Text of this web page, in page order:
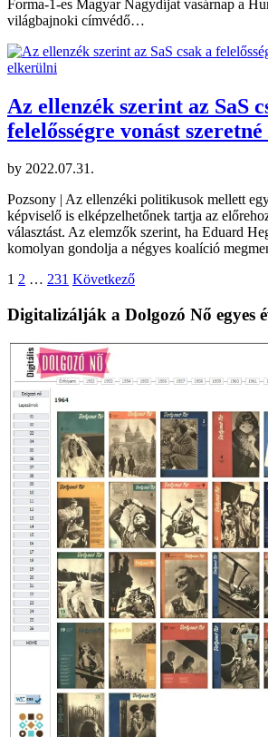
Forma-1-es Magyar Nagydíjat vasárnap a
világbajnoki címvédő…
Az ellenzék szerint az SaS
felelősségre vonást
by 2022.07.31.
Pozsony | Az ellenzéki politikusok mellett
képviselő is elképzelhetőnek tartja az
választást. Az elemzők szerint, ha Eduard
komolyan gondolja a négyes koalíció
Bejegyzések
lapozása
1 2 … 231 Következő
Digitalizálják a Dolgozó Nő egyes